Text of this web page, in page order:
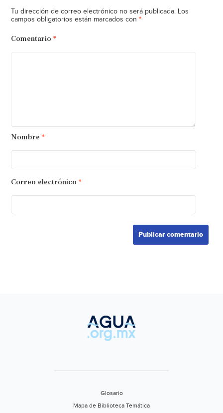
Tu dirección de correo electrónico no será publicada. Los
campos obligatorios están marcados con *
Comentario *
Nombre *
Correo electrónico *
Glosario
Mapa de Biblioteca Temática